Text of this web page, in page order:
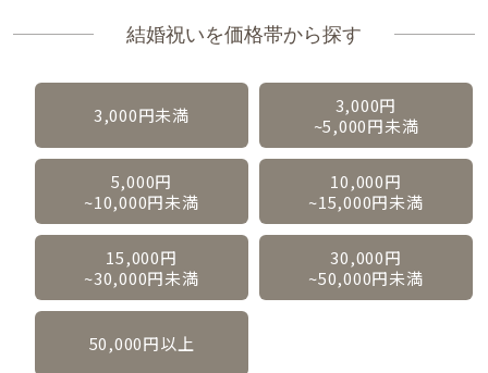
結婚祝いを価格帯から探す
3,000円未満
3,000円
~5,000円未満
5,000円
~10,000円未満
10,000円
~15,000円未満
15,000円
~30,000円未満
30,000円
~50,000円未満
50,000円以上